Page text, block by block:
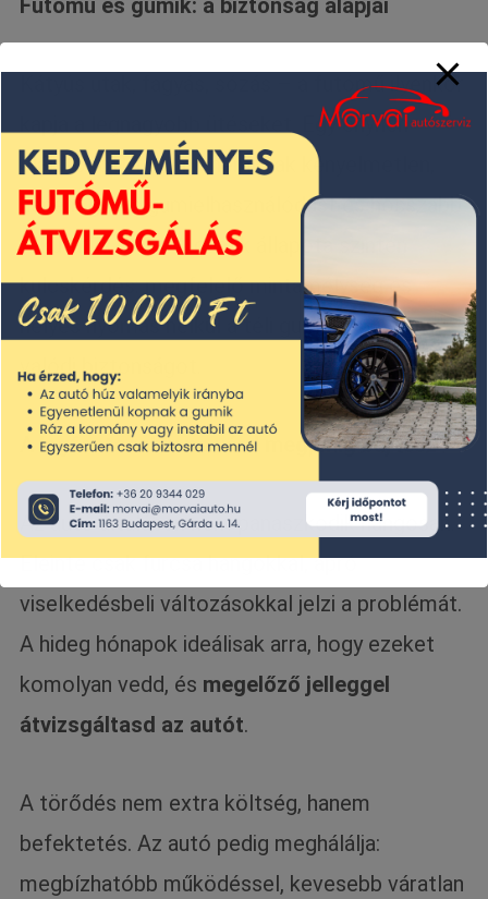
Futómű és gumik: a biztonság alapjai
Kátyús utak, fagyás, sózás – a futómű ilyenkor
kapja a legnagyobb ütéseket. Egy enyhén
elállítódott futómű nemcsak kényelmetlen,
hanem gyors gumielhasználódást és hosszabb
fékutat is okoz. A gumik állapota szintén
kulcskérdés: megfelelő mintamélység és
helyes nyomás nélkül a téli gumi sem nyújt
valódi biztonságot.
A legfontosabb: ne várd meg, míg baj lesz
Az autó általában nem panaszkodik hangosan.
Eleinte csak furcsa hangokkal, apró
viselkedésbeli változásokkal jelzi a problémát.
A hideg hónapok ideálisak arra, hogy ezeket
komolyan vedd, és megelőző jelleggel
átvizsgáltasd az autót.
A törődés nem extra költség, hanem
befektetés. Az autó pedig meghálálja:
megbízhatóbb működéssel, kevesebb váratlan